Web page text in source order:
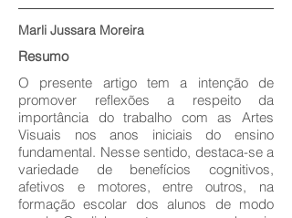
Marli Jussara Moreira
Resumo
O presente artigo tem a intenção de
promover reflexões a respeito da
importância do trabalho com as Artes
Visuais nos anos iniciais do ensino
fundamental. Nesse sentido, destaca-se a
variedade de benefícios cognitivos,
afetivos e motores, entre outros, na
formação escolar dos alunos de modo